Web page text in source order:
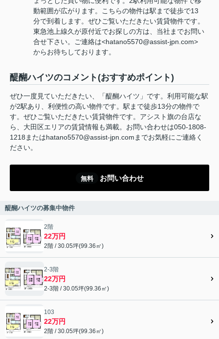
動範囲が広がります。こちらの物件は駅まで徒歩で13
分で到着します。ぜひご覧いただきたい賃貸物件です。
東急池上線久が原付近でお探しの方は、当社までお問い
合せ下さい。ご連絡は<hatano5570@assist-jpn.com>
からお待ちしております。
醍醐ハイツのコメント(おすすめポイント)
ぜひ一度見ていただきたい、「醍醐ハイツ」です。利用可能な駅
が2駅あり、利便性の高い物件です。駅まで徒歩13分の物件で
す。ぜひご覧いただきたい賃貸物件です。アシスト旗の台店な
ら、大田区エリアの賃貸情報も満載。お問い合わせは050-1808-
1218またはhatano5570@assist-jpn.comまでお気軽にご連絡く
ださい。
無料 お問い合わせ
醍醐ハイツの募集中物件
2階
22万円
2階 / 30.05坪(99.36㎡)
2-3階
22万円
2-3階 / 30.05坪(99.36㎡)
103
22万円
2階 / 30.05坪(99.36㎡)